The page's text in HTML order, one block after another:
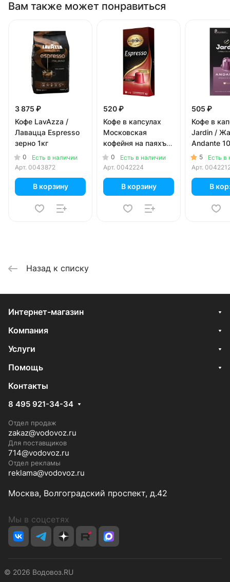
Вам также может понравиться
3 875 ₽
Кофе LavAzza /
Лавацца Espresso
зерно 1кг
0
Есть в наличии
Арт. 0043872
В корзину
520 ₽
Кофе в капсулах
Московская
кофейня на паяхъ
Espresso Intense 10
шт, 5 гр
0
Есть в наличии
Арт. 0042224
В корзину
505 ₽
Кофе в
Jardin /
Andante
5
Есть в
Арт.
В
Назад к списку
Интернет-магазин
Компания
Услуги
Помощь
Контакты
8 495 921-34-34
Отдел продаж
zakaz@vodovoz.ru
Для поставщиков
714@vodovoz.ru
Отдел рекламы
reklama@vodovoz.ru
Москва, Волгоградский проспект, д.42
Мы в соцсетях
© 2026 Водовоз.RU